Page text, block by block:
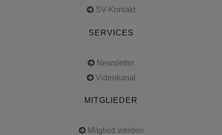
SV-Kontakt
SERVICES
Newsletter
Videokanal
MITGLIEDER
Mitglied werden